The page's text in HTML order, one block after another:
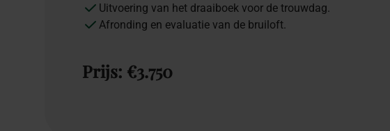
Uitvoering van het draaiboek voor de trouwdag.
Afronding en evaluatie van de bruiloft.
Prijs: €3.750